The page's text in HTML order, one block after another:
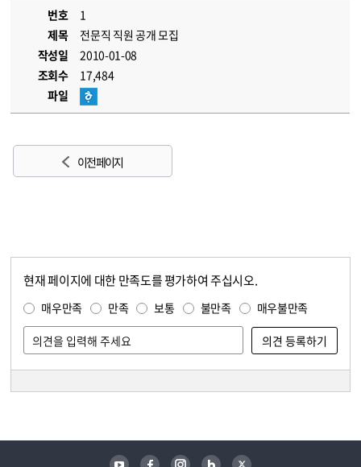
번호
1
제목
전문직 직원 공개 모집
작성일
2010-01-08
조회수
17,484
파일
이전 페이지
현재 페이지에 대한 만족도를 평가하여 주십시오.
매우만족 만족 보통 불만족 매우불만족
유튜브 페이스북 인스타그램 블로그 트위터